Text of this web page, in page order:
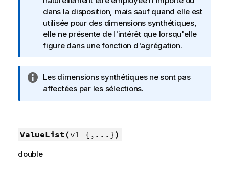
m
a
t
i
s
dans la disposition, mais sauf quand elle est
utilisée pour des dimensions synthétiques,
elle ne présente de l'intérêt que lorsqu'elle
figure dans une fonction d'agrégation.
N
o
n
Les dimensions synthétiques ne sont pas
affectées par les sélections.
ValueList(v1 {,...})
double